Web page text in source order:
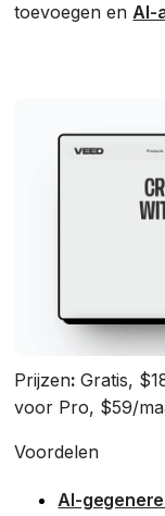
toevoegen enAI-
Prijzen:Gratis,
voor Pro, $59/
Voordelen
AI-